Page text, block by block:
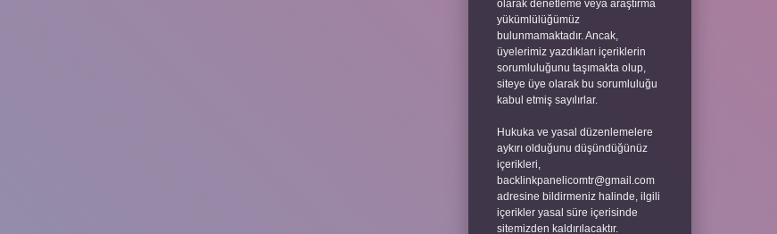
olarak denetleme veya araştırma
yükümlülüğümüz
bulunmamaktadır. Ancak,
üyelerimiz yazdıkları içeriklerin
sorumluluğunu taşımakta olup,
siteye üye olarak bu sorumluluğu
kabul etmiş sayılırlar.
Hukuka ve yasal düzenlemelere
aykırı olduğunu düşündüğünüz
içerikleri,
backlinkpanelicomtr@gmail.com
adresine bildirmeniz halinde, ilgili
içerikler yasal süre içerisinde
sitemizden kaldırılacaktır.